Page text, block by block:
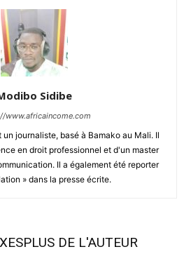
Sidibe
www.africaincome.com
journaliste, basé à Bamako au Mali. Il
en droit professionnel et d'un master
Il a également été reporter
» dans la presse écrite.
PLUS DE L'AUTEUR